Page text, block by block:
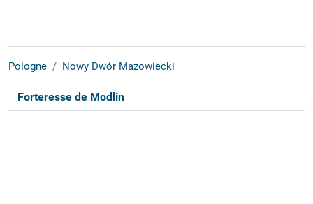
Pologne Nowy Dwór Mazowiecki
Forteresse de Modlin